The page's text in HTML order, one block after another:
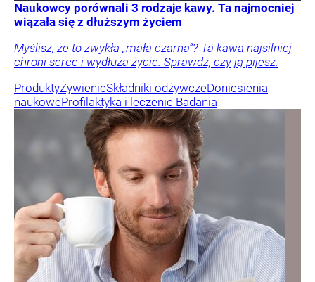
Naukowcy porównali 3 rodzaje kawy. Ta najmocniej
wiązała się z dłuższym życiem
Myślisz, że to zwykła „mała czarna”? Ta kawa najsilniej
chroni serce i wydłuża życie. Sprawdź, czy ją pijesz.
ProduktyŻywienieSkładniki odżywczeDoniesienia
naukoweProfilaktyka i leczenie Badania